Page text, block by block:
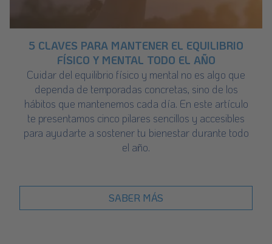
5 CLAVES PARA MANTENER EL EQUILIBRIO
FÍSICO Y MENTAL TODO EL AÑO
Cuidar del equilibrio físico y mental no es algo que
dependa de temporadas concretas, sino de los
hábitos que mantenemos cada día. En este artículo
te presentamos cinco pilares sencillos y accesibles
para ayudarte a sostener tu bienestar durante todo
el año.
SABER MÁS